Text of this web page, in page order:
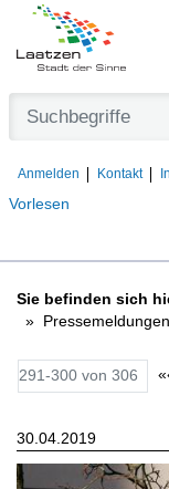
Vorlesen
Anmelden Kontakt
Sie befinden sich
Pressemeldungen
291-300 von 306
30.04.2019